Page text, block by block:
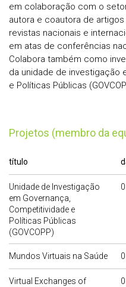
em colaboração com o
autora e coautora de
revistas nacionais e
em atas de conferências
Colabora também como
da unidade de investigação
e Políticas Públicas
Projetos (membro da
título
Unidade de Investigação
em Governança,
Competitividade e
Políticas Públicas
(GOVCOPP)
Mundos Virtuais na Saúde
Virtual Exchanges of